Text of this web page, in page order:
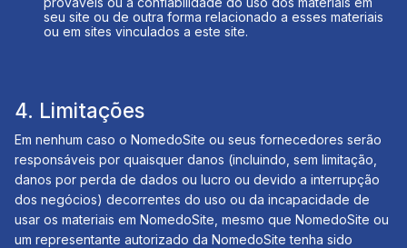
seu site ou de outra forma relacionado a esses materiais
ou em sites vinculados a este site.
4. Limitações
Em nenhum caso o NomedoSite ou seus fornecedores serão
responsáveis ​​por quaisquer danos (incluindo, sem limitação,
danos por perda de dados ou lucro ou devido a interrupção
dos negócios) decorrentes do uso ou da incapacidade de
usar os materiais em NomedoSite, mesmo que NomedoSite ou
um representante autorizado da NomedoSite tenha sido